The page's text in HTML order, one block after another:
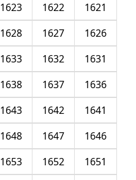
1621
1622
1623
1626
1627
1628
1631
1632
1633
1636
1637
1638
1641
1642
1643
1646
1647
1648
1651
1652
1653